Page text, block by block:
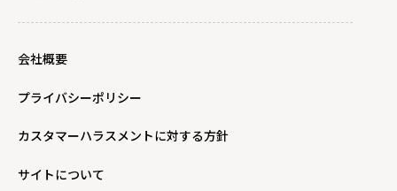
会社概要
プライバシーポリシー
カスタマーハラスメントに対する方針
サイトについて